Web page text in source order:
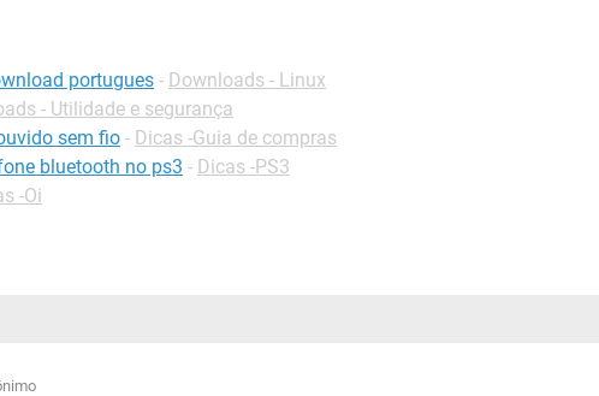
7 Professional 32 bits.
disposto a resolver isso comigo pra ficar registrado a resolução disso,
portugues - Downloads - Linux
- Utilidade e segurança
sem fio - Dicas -Guia de compras
bluetooth no ps3 - Dicas -PS3
-Oi